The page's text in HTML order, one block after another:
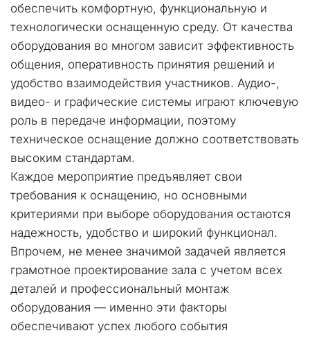
обеспечить комфортную, функциональную и
технологически оснащенную среду. От качества
оборудования во многом зависит эффективность
общения, оперативность принятия решений и
удобство взаимодействия участников. Аудио-,
видео- и графические системы играют ключевую
роль в передаче информации, поэтому
техническое оснащение должно соответствовать
высоким стандартам.
Каждое мероприятие предъявляет свои
требования к оснащению, но основными
критериями при выборе оборудования остаются
надежность, удобство и широкий функционал.
Впрочем, не менее значимой задачей является
грамотное проектирование зала с учетом всех
деталей и профессиональный монтаж
оборудования — именно эти факторы
обеспечивают успех любого события